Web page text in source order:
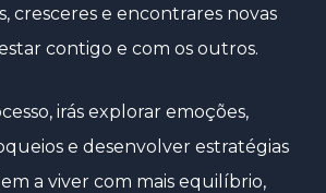
cresceres e encontrares novas
contigo e com os outros.
irás explorar emoções,
e desenvolver estratégias
a viver com mais equilíbrio,